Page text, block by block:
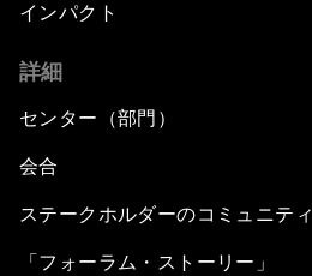
インパクト
詳細
センター（部門）
会合
ステークホルダーのコミュニティ
「フォーラム・ストーリー」